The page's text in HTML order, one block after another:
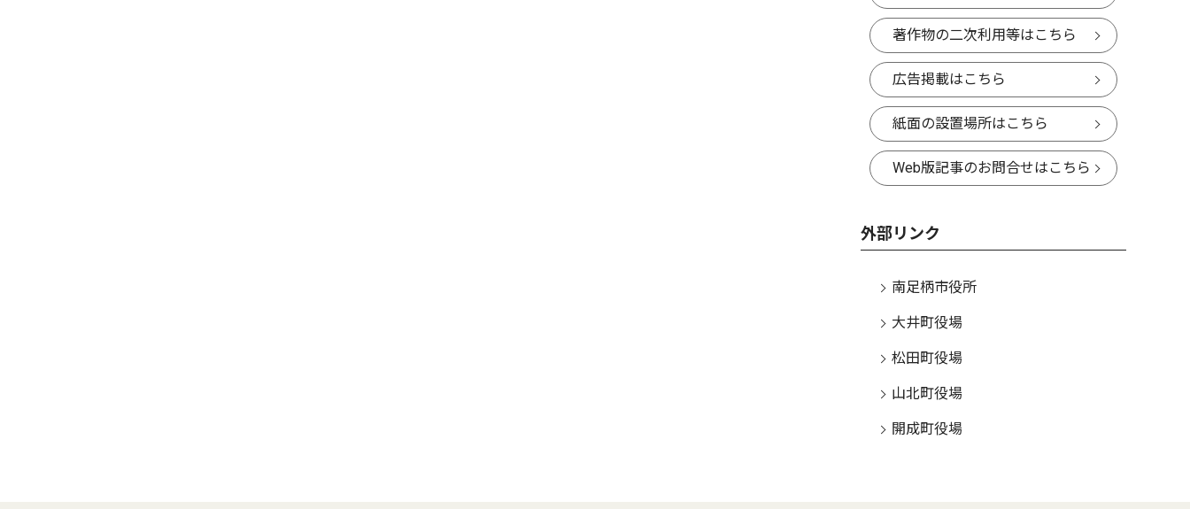
著作物の二次利用等はこちら
広告掲載はこちら
紙面の設置場所はこちら
Web版記事のお問合せはこちら
外部リンク
南足柄市役所
大井町役場
松田町役場
山北町役場
開成町役場